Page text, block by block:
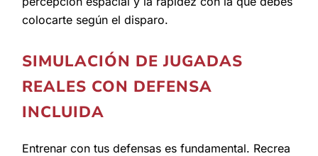
colocarte según el disparo.
SIMULACIÓN DE JUGADAS
REALES CON DEFENSA
INCLUIDA
Entrenar con tus defensas es fundamental. Recrea